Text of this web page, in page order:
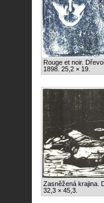
Rouge et noir.
1898. 25,2 × 19.
Zasněžená krajina.
32,3 × 45,3.